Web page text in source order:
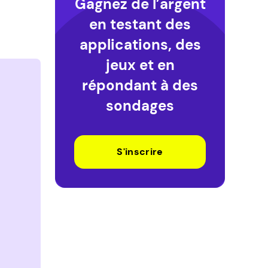
Gagnez de l’argent
en testant des
applications, des
jeux et en
répondant à des
sondages
S'inscrire